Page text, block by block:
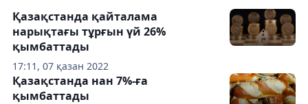
17:11, 07 қазан 2022
Қазақстанда қайталама
нарықтағы тұрғын үй 26%
қымбаттады
Қазақстанда нан 7%-ға
қымбаттады